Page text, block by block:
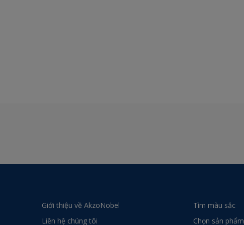
Giới thiệu về AkzoNobel
Liên hệ chúng tôi
Tìm màu sắc
Chọn sản phẩm